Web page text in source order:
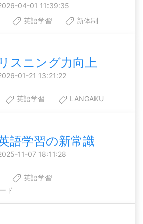
04-01 11:39:35
英語学習 新体制
リスニング力向上
01-21 13:21:22
英語学習 LANGAKU
語学習の新常識
11-07 18:11:28
英語学習
ド